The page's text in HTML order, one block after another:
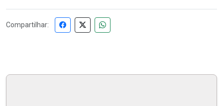
Compartilhar: